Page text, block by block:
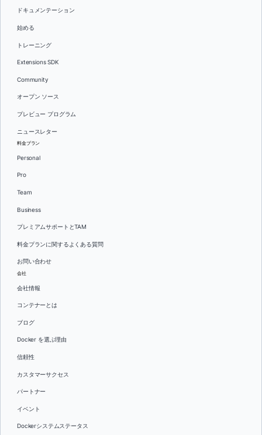
ドキュメンテーション
始める
トレーニング
Extensions SDK
Community
オープン ソース
プレビュー プログラム
ニュースレター
料金プラン
Personal
Pro
Team
Business
プレミアムサポートとTAM
料金プランに関するよくある質問
お問い合わせ
会社
会社情報
コンテナーとは
ブログ
Docker を選ぶ理由
信頼性
カスタマーサクセス
パートナー
イベント
Dockerシステムステータス